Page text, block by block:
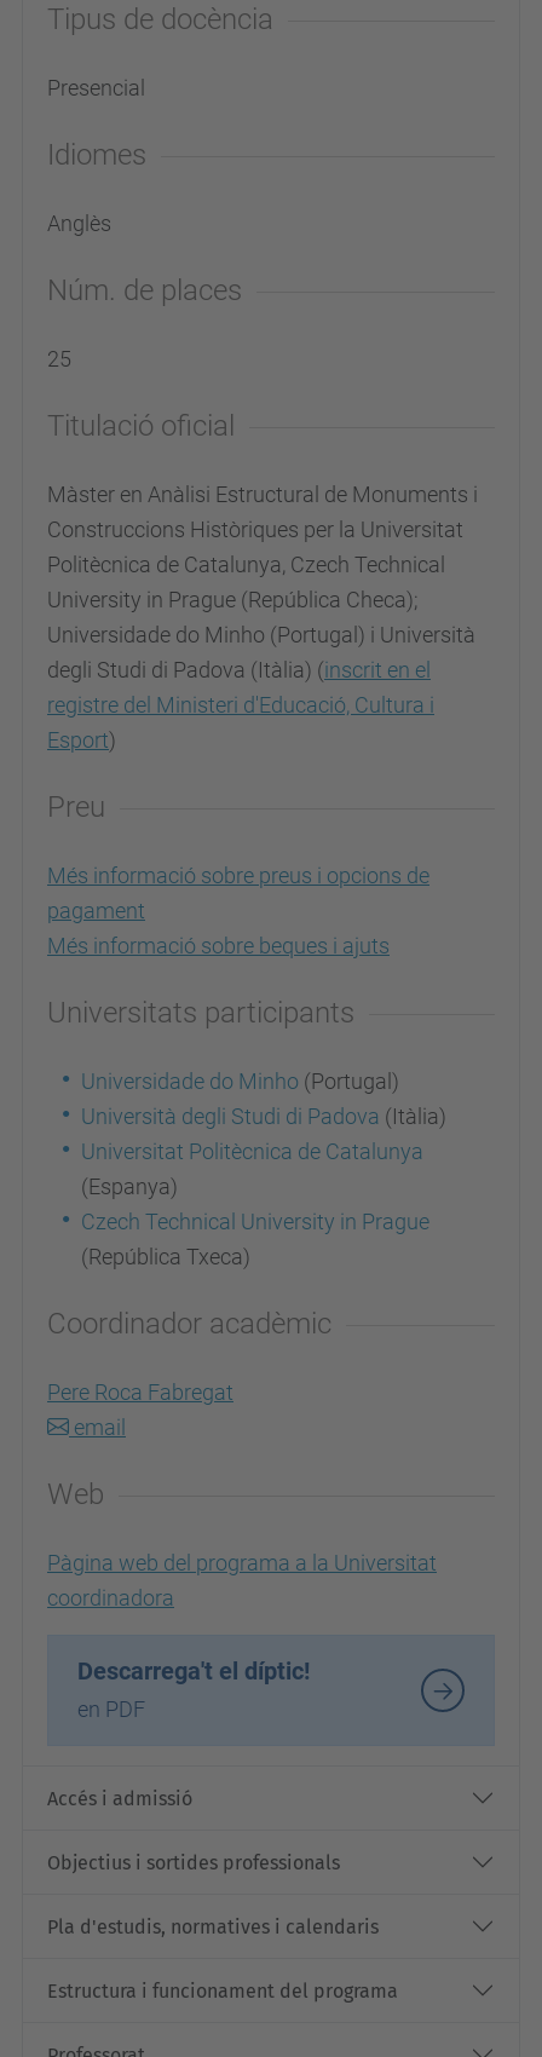
Tipus de docència
Presencial
Idiomes
Anglès
Núm. de places
25
Titulació oficial
Màster en Anàlisi Estructural de Monuments i
Construccions Històriques per la Universitat
Politècnica de Catalunya, Czech Technical
University in Prague (República Checa);
Universidade do Minho (Portugal) i Università
degli Studi di Padova (Itàlia) (inscrit en el
registre del Ministeri d'Educació, Cultura i
Esport)
Preu
Més informació sobre preus i opcions de
pagament
Més informació sobre beques i ajuts
Universitats participants
Universidade do Minho (Portugal)
Università degli Studi di Padova (Itàlia)
Universitat Politècnica de Catalunya
(Espanya)
Czech Technical University in Prague
(República Txeca)
Coordinador acadèmic
Pere Roca Fabregat
email
Web
Pàgina web del programa a la Universitat
coordinadora
Descarrega't el díptic!
en PDF
Accés i admissió
Objectius i sortides professionals
Pla d'estudis, normatives i calendaris
Estructura i funcionament del programa